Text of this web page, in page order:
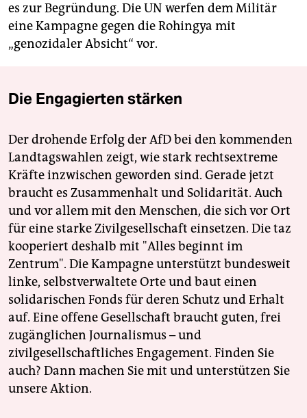
es zur Begründung. Die UN werfen dem Militär
eine Kampagne gegen die Rohingya mit
„genozidaler Absicht“ vor.
Die Engagierten stärken
Der drohende Erfolg der AfD bei den kommenden
Landtagswahlen zeigt, wie stark rechtsextreme
Kräfte inzwischen geworden sind. Gerade jetzt
braucht es Zusammenhalt und Solidarität. Auch
und vor allem mit den Menschen, die sich vor Ort
für eine starke Zivilgesellschaft einsetzen. Die taz
kooperiert deshalb mit "Alles beginnt im
Zentrum". Die Kampagne unterstützt bundesweit
linke, selbstverwaltete Orte und baut einen
solidarischen Fonds für deren Schutz und Erhalt
auf. Eine offene Gesellschaft braucht guten, frei
zugänglichen Journalismus – und
zivilgesellschaftliches Engagement. Finden Sie
auch? Dann machen Sie mit und unterstützen Sie
unsere Aktion.